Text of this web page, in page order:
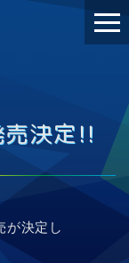
決定！！
が決定し